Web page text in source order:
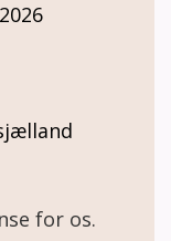
demens i
eller
hinanden.
for os.